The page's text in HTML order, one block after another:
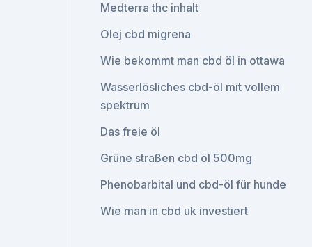
Medterra thc inhalt
Olej cbd migrena
Wie bekommt man cbd öl in ottawa
Wasserlösliches cbd-öl mit vollem
spektrum
Das freie öl
Grüne straßen cbd öl 500mg
Phenobarbital und cbd-öl für hunde
Wie man in cbd uk investiert